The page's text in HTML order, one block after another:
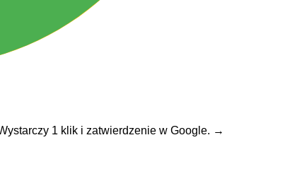
1 klik i zatwierdzenie w Google. →